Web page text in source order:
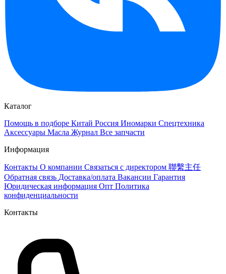
Каталог
Помощь в подборе Китай Россия Иномарки Спецтехника
Аксессуары Масла Журнал Все запчасти
Информация
Контакты О компании Связаться с директором 聯繫主任
Обратная связь Доставка/оплата Вакансии Гарантия
Юридическая информация Опт Политика
конфиденциальности
Контакты